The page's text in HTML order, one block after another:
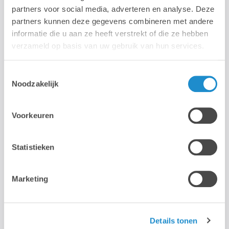
partners voor social media, adverteren en analyse. Deze
partners kunnen deze gegevens combineren met andere
informatie die u aan ze heeft verstrekt of die ze hebben
verzameld op basis van uw gebruik van hun services.
Noodzakelijk
Voorkeuren
Statistieken
Marketing
Details tonen
Créez en un clin d’œil des matériaux et des
éclairages 3D à partir d’images de la vie réelle.